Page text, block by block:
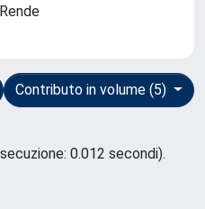
Contributo in volume (5)
0.012 secondi).